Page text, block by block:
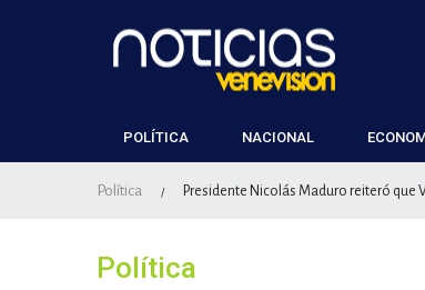
POLÍTICA NACIONAL
Política / Presidente Nicolás Maduro reiteró que
Política